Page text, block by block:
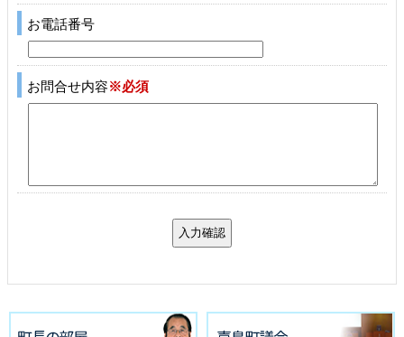
お電話番号
お問合せ内容※必須